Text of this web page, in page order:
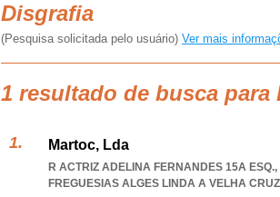
Disgrafia
(Pesquisa solicitada pelo usuário) Ver mais
1 resultado de busca para
Martoc, Lda
R ACTRIZ ADELINA FERNANDES 15A
FREGUESIAS ALGES LINDA A VELHA